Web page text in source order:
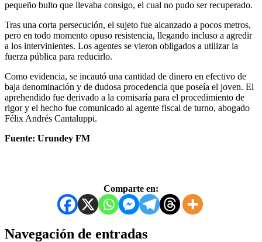
pequeño bulto que llevaba consigo, el cual no pudo ser recuperado.
Tras una corta persecución, el sujeto fue alcanzado a pocos metros,
pero en todo momento opuso resistencia, llegando incluso a agredir
a los intervinientes. Los agentes se vieron obligados a utilizar la
fuerza pública para reducirlo.
Como evidencia, se incautó una cantidad de dinero en efectivo de
baja denominación y de dudosa procedencia que poseía el joven. El
aprehendido fue derivado a la comisaría para el procedimiento de
rigor y el hecho fue comunicado al agente fiscal de turno, abogado
Félix Andrés Cantaluppi.
Fuente: Urundey FM
Comparte en:
Navegación de entradas